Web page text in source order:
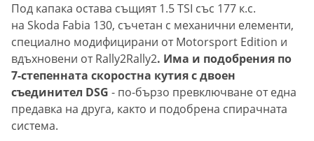
Под капака остава същият 1.5 TSI със 177 к.с.
на Skoda Fabia 130, съчетан с механични елементи,
специално модифицирани от Motorsport Edition и
вдъхновени от Rally2Rally2. Има и подобрения по
7-степенната скоростна кутия с двоен
съединител DSG - по-бързо превключване от една
предавка на друга, както и подобрена спирачната
система.